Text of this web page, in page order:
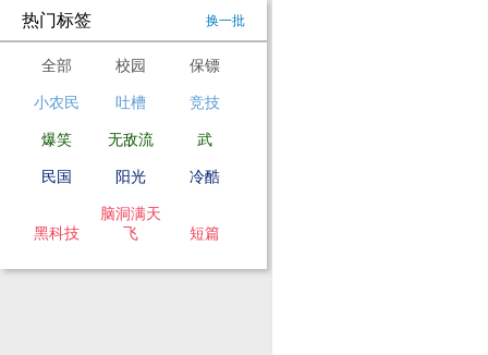
热门标签 换一批
全部 校园 保镖
小农民 吐槽 竞技
爆笑 无敌流 武
民国 阳光 冷酷
黑科技
脑洞满天
飞
短篇